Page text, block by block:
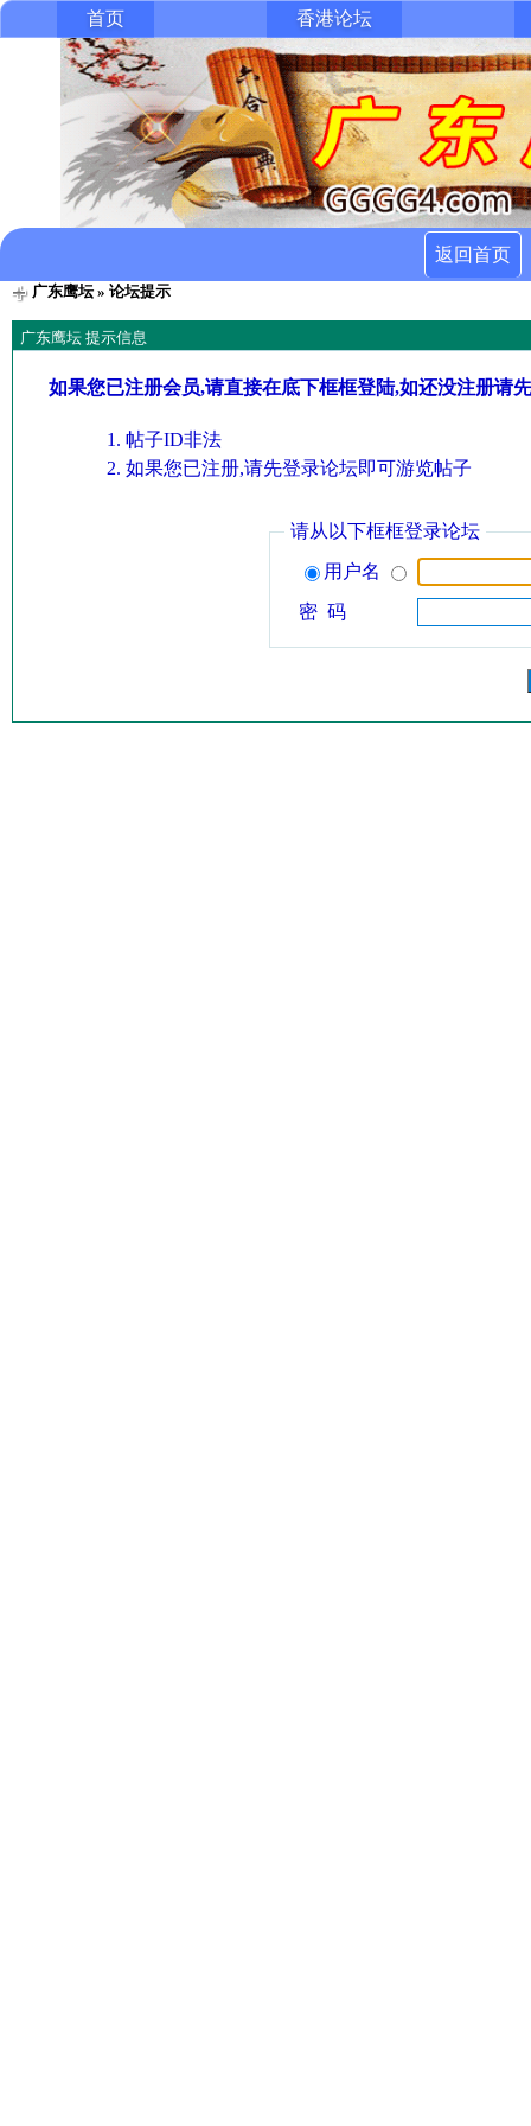
首页 香港论坛
返回首页
广东鹰坛» 论坛提示
广东鹰坛 提示信息
如果您已注册会员,请直接在底下框框登陆,如还没注册请
帖子ID非法
如果您已注册,请先登录论坛即可游览帖子
请从以下框框登录论坛
用户名
密 码